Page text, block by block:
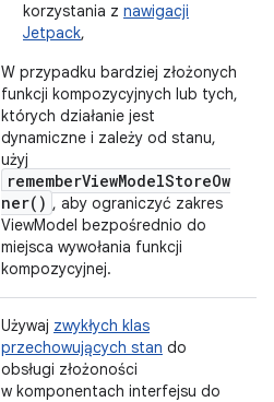
korzystania z nawigacji
Jetpack,
W przypadku bardziej złożonych
funkcji kompozycyjnych lub tych,
których działanie jest
dynamiczne i zależy od stanu,
użyj
rememberViewModelStoreOw
ner() , aby ograniczyć zakres
ViewModel bezpośrednio do
miejsca wywołania funkcji
kompozycyjnej.
Używaj zwykłych klas
przechowujących stan do
obsługi złożoności
w komponentach interfejsu do